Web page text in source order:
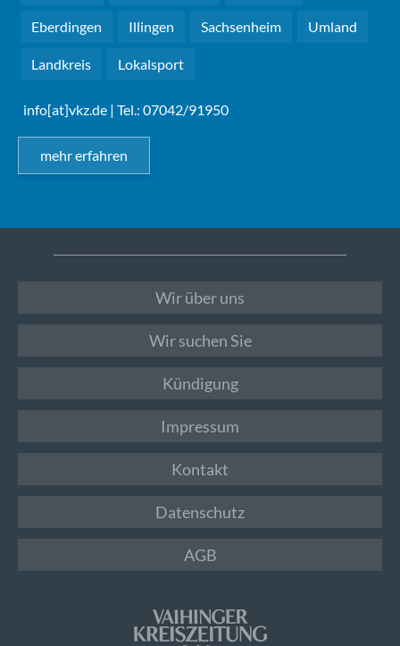
Eberdingen Illingen Sachsenheim Umland
Landkreis Lokalsport
info[at]vkz.de | Tel.: 07042/91950
mehr erfahren
Wir über uns
Wir suchen Sie
Kündigung
Impressum
Kontakt
Datenschutz
AGB